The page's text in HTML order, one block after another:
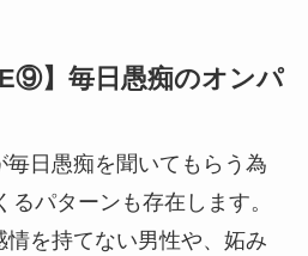
】毎日愚痴のオンパ
毎日愚痴を聞いてもらう為
パターンも存在します。
情を持てない男性や、妬み